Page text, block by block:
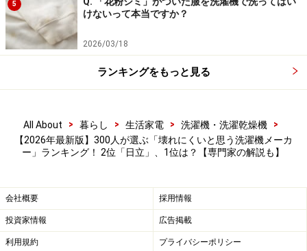
トップ2となります。
2位の日立は、元々モーターの開発と製造を手がけて創
業したメーカーです。日立ブランドではエレベーターや
産業機器、鉄道、発電設備まで幅広いジャンルのモータ
ーを製造しており、豊富なノウハウが蓄積されていま
にくいというイメージにつながっているようです。
そして1位のパナソニックは、モーター技術の高さに加
って、壊れにくさを実現しています。また、高いシェア
を持つことによる信頼性や、アフターサービスの修理・
メンテナンス対応の充実も、壊れにくさに寄与している
5
けないって本当ですか？
2026/03/18
ランキングをもっと見る
All About > 暮らし > 生活家電 > 洗濯機・洗濯乾燥機
>
【2026年最新版】300人が選ぶ「壊れにくいと思う洗濯機メーカ
ー」ランキング！ 2位「日立」、1位は？【専門家の解説も】
会社概要 採用情報
投資家情報 広告掲載
利用規約 プライバシーポリシー